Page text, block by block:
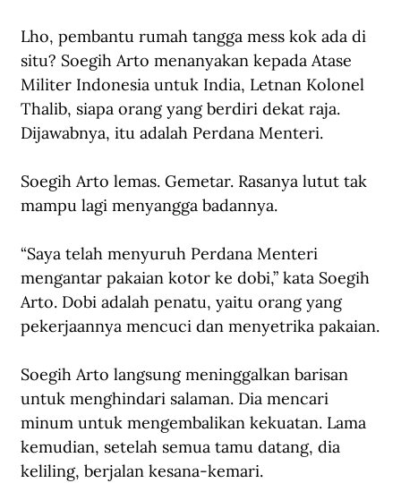
Lho, pembantu rumah tangga mess kok ada di
situ? Soegih Arto menanyakan kepada Atase
Militer Indonesia untuk India, Letnan Kolonel
Thalib, siapa orang yang berdiri dekat raja.
Dijawabnya, itu adalah Perdana Menteri.
Soegih Arto lemas. Gemetar. Rasanya lutut tak
mampu lagi menyangga badannya.
“Saya telah menyuruh Perdana Menteri
mengantar pakaian kotor ke dobi,” kata Soegih
Arto. Dobi adalah penatu, yaitu orang yang
pekerjaannya mencuci dan menyetrika pakaian.
Soegih Arto langsung meninggalkan barisan
untuk menghindari salaman. Dia mencari
minum untuk mengembalikan kekuatan. Lama
kemudian, setelah semua tamu datang, dia
keliling, berjalan kesana-kemari.